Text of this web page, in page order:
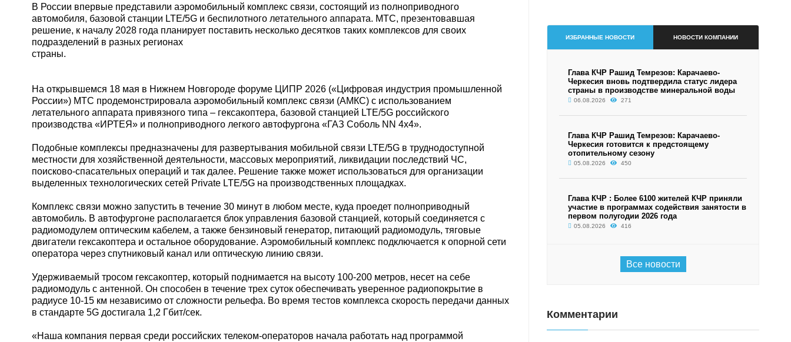
В России впервые представили аэромобильный комплекс связи, состоящий из полноприводного
автомобиля, базовой станции LTE/5G и беспилотного летательного аппарата. МТС, презентовавшая
решение, к началу 2028 года планирует поставить несколько десятков таких комплексов для своих
подразделений в разных регионах
страны.
На открывшемся 18 мая в Нижнем Новгороде форуме ЦИПР 2026 («Цифровая индустрия промышленной
России») МТС продемонстрировала аэромобильный комплекс связи (АМКС) с использованием
летательного аппарата привязного типа – гексакоптера, базовой станцией LTE/5G российского
производства «ИРТЕЯ» и полноприводного легкого автофургона «ГАЗ Соболь NN 4x4».
Подобные комплексы предназначены для развертывания мобильной связи LTE/5G в труднодоступной
местности для хозяйственной деятельности, массовых мероприятий, ликвидации последствий ЧС,
поисково-спасательных операций и так далее. Решение также может использоваться для организации
выделенных технологических сетей Private LTE/5G на производственных площадках.
Комплекс связи можно запустить в течение 30 минут в любом месте, куда проедет полноприводный
автомобиль. В автофургоне располагается блок управления базовой станцией, который соединяется с
радиомодулем оптическим кабелем, а также бензиновый генератор, питающий радиомодуль, тяговые
двигатели гексакоптера и остальное оборудование. Аэромобильный комплекс подключается к опорной сети
оператора через спутниковый канал или оптическую линию связи.
Удерживаемый тросом гексакоптер, который поднимается на высоту 100-200 метров, несет на себе
радиомодуль с антенной. Он способен в течение трех суток обеспечивать уверенное радиопокрытие в
радиусе 10-15 км независимо от сложности рельефа. Во время тестов комплекса скорость передачи данных
в стандарте 5G достигала 1,2 Гбит/сек.
«Наша компания первая среди российских телеком-операторов начала работать над программой
ИЗБРАННЫЕ НОВОСТИ НОВОСТИ КОМПАНИИ
Глава КЧР Рашид Темрезов: Карачаево-
Черкесия вновь подтвердила статус лидера
страны в производстве минеральной воды
06.08.2026 271
Глава КЧР Рашид Темрезов: Карачаево-
Черкесия готовится к предстоящему
отопительному сезону
05.08.2026 450
Глава КЧР : Более 6100 жителей КЧР приняли
участие в программах содействия занятости в
первом полугодии 2026 года
05.08.2026 416
Все новости
Комментарии